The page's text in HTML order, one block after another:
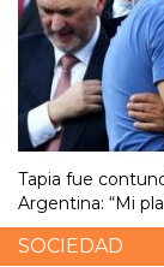
Tapia fue
Argentina: “Mi
SOCIEDAD